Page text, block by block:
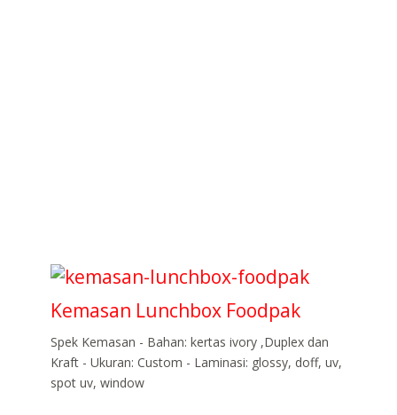
Kemasan Lunchbox Foodpak
Spek Kemasan - Bahan: kertas ivory ,Duplex dan
Kraft - Ukuran: Custom - Laminasi: glossy, doff, uv,
spot uv, window